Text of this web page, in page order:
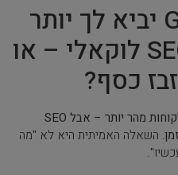
האם Google Ads יביא לך יותר
לקוחות מאשר SEO לוקאלי – או
כסף?
Google Ads יביא לקוחות מהר יותר – אבל SEO
השאלה האמיתית היא לא "מה